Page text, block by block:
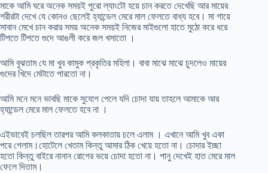
মাকে আমি ঘরে অনেক সময়ই পুরো ল্যাংটো হয়ে চান করতে দেখেছি আর মায়ের
শরীরটা দেখে যে কোনও ছেলেই হ্যান্ডেল মেরে মাল ফেলতে বাধ্য হবে। মা গায়ে
সাবান মেখে চান করার সময় অনেক সময়ই নিজের মাইগুলো হাতে মুঠো করে ধরে
টিপতে টিপতে গুদে আঙলী করে জল খসাতো ।
আমি বুঝতাম যে মা খুব কামুক প্রকৃতির মহিলা। বাবা মাঝে মাঝে চুদলেও মায়ের
গুদের খিদে মেটাতে পারতো না।
আমি মনে মনে ভাবছি মাকে সুযোগ পেলে যদি চোদা যায় তাহলে আমাকে আর
হ্যান্ডেল মেরে মাল ফেলতে হবে না ।
এইভাবেই চলছিল তারপর আমি কলকাতায় চলে এলাম । এখানে আমি খুব একা
পরে গেলাম।হোটেলে খেতাম কিন্তু আমার ঠিক খেয়ে হতো না। চোদার ইচ্ছা
হতো কিন্তু বাইরে নানান রোগের ভয়ে চোদা হতো না। পানু দেখেই হাত মেরে মাল
ফেলে দিতাম।